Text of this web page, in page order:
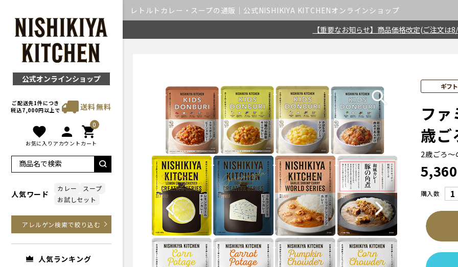
公式オンラインショップ
ご配送先1件につき
税込7,000円以上で
送料無料
favorite
お気に入り
person
アカウント
0
shopping_cart
カート
人気ワード
カレー
スープ
お試しセット
アレルゲン検索で絞り込む
人気ランキング
レトルトカレー・スープの通販｜公式NISHIKIYA KITCHENオンラインショップ
【重要なお知らせ】商品価格改定(ご注文は
Previous Next
ギフ
フ
歳ご
2歳ごろ
5,360
購入数